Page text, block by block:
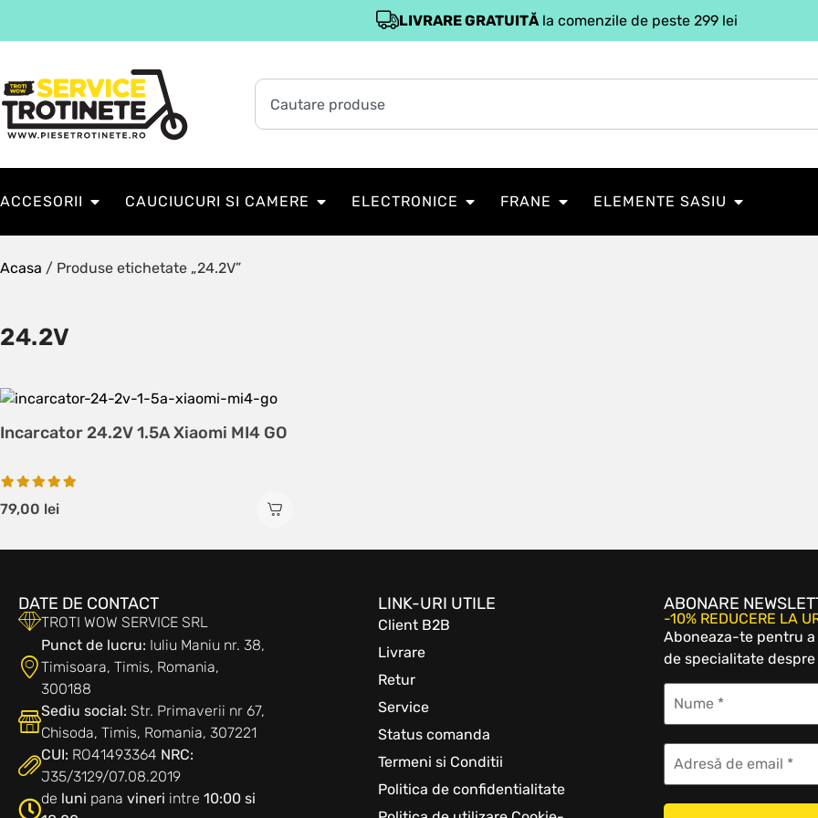
LIVRARE GRATUITĂ la comenzile de peste 299 lei
ACCESORII CAUCIUCURI SI CAMERE ELECTRONICE FRANE ELEMENTE SASIU
Acasa / Produse etichetate „24.2V”
24.2V
Incarcator 24.2V 1.5A Xiaomi MI4 GO
79,00 lei
DATE DE CONTACT
TROTI WOW SERVICE SRL
Punct de lucru: Iuliu Maniu nr. 38,
Timisoara, Timis, Romania,
300188
Sediu social: Str. Primaverii nr 67,
Chisoda, Timis, Romania, 307221
CUI: RO41493364 NRC:
J35/3129/07.08.2019
de luni pana vineri intre 10:00 si
LINK-URI UTILE
Client B2B
Livrare
Retur
Service
Status comanda
Termeni si Conditii
Politica de confidentialitate
ABONARE
-10% REDUCERE LA
Aboneaza-te pentru
de specialitate